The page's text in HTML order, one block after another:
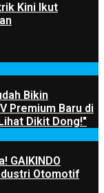
Kini Ikut
Bikin
Premium Baru di
Dikit Dong!"
GAIKINDO
Otomotif